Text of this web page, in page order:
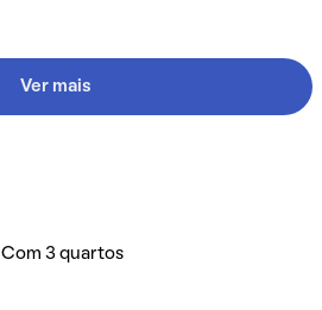
Ver mais
Com 3 quartos